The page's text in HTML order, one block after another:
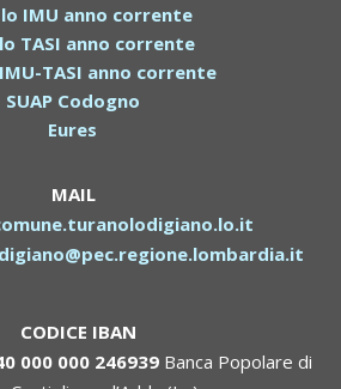
IMU anno corrente
TASI anno corrente
TASI anno corrente
SUAP Codogno
Eures
MAIL
CODICE IBAN
000 000 246939 Banca Popolare di